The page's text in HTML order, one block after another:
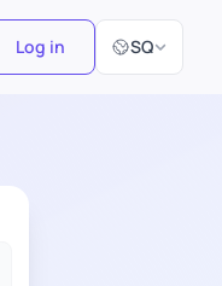
Log in SQ
Zgjidh Gjuhën